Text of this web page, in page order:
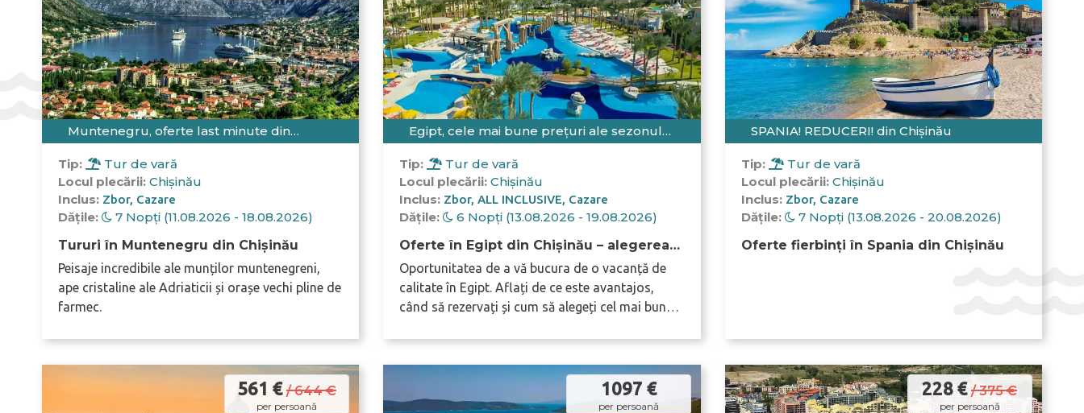
Muntenegru, oferte last minute din
Chișinău
Tip:
Tur de vară
Locul plecării: Chișinău
Inclus: Zbor Cazare
Dățile:
7 Nopți (11.08.2026 - 18.08.2026)
Tururi în Muntenegru din Chișinău
Peisaje incredibile ale munților muntenegreni,
ape cristaline ale Adriaticii și orașe vechi pline de
farmec.
Egipt, cele mai bune prețuri ale sezonului
din Chișinău
Tip:
Tur de vară
Locul plecării:Chișinău
Inclus: Zbor ALL INCLUSIVE Cazare
Dățile:
6 Nopți (13.08.2026 - 19.08.2026)
Oferte în Egipt din Chișinău – alegerea
voastră ideală
Oportunitatea de a vă bucura de o vacanță de
calitate în Egipt. Aflați de ce este avantajos,
când să rezervați și cum să alegeți cel mai bun
SPANIA! REDUCERI! din Chișinău
Tip:
Tur de vară
Locul plecării: Chișinău
Inclus: Zbor Cazare
Dățile:
7 Nopți (13.08.2026 - 20.08.2026)
Oferte fierbinți în Spania din Chișinău
561 €/ 644 €
per persoană
1097 €
per persoană
228 €/ 375 €
per persoană